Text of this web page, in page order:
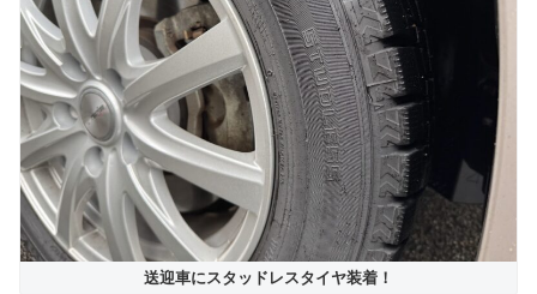
送迎車にスタッドレスタイヤ装着！